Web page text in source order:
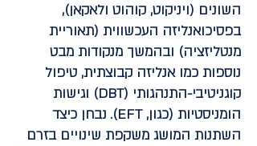
השונים (ויניקוט, קוהוט ולאקאן),
בפסיכואנליזה העכשווית (תאוריית
מנטליזציה) ובהמשך מנקודות מבט
נוספות כמו אנליזה קבוצתית, טיפול
קוגניטיבי-התנהגותי (DBT) וגישות
הומניסטיות (כגון, EFT). נבחן כיצד
השתנות המושג משקפת שינויים בזרם